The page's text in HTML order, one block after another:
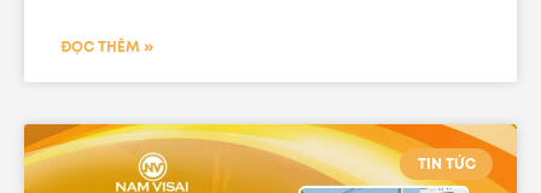
ĐỌC THÊM »
TIN TỨC